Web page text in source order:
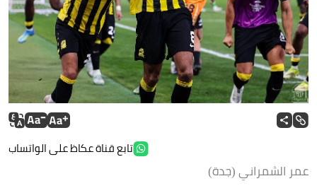
تابع قناة عكاظ على الواتساب
عمر الشمراني (جدة)